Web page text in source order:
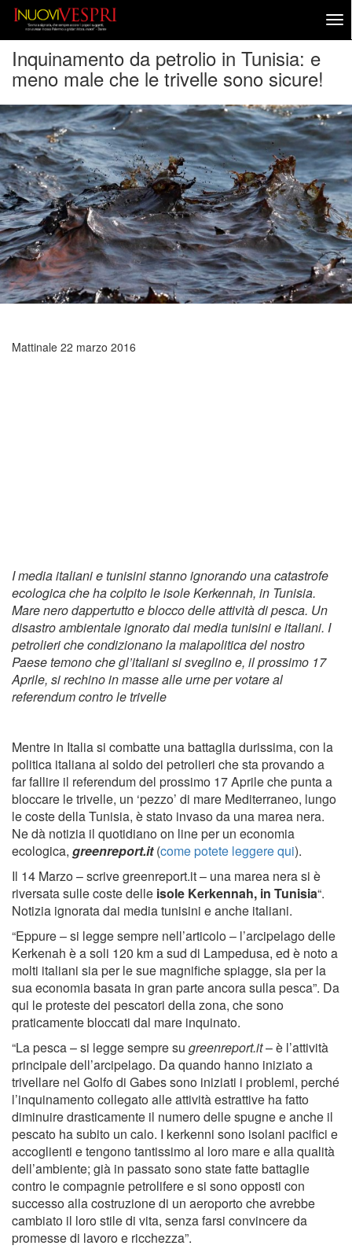
Inquinamento da petrolio in Tunisia: e
meno male che le trivelle sono sicure!
Mattinale 22 marzo 2016
I media italiani e tunisini stanno ignorando una catastrofe
ecologica che ha colpito le isole Kerkennah, in Tunisia.
Mare nero dappertutto e blocco delle attività di pesca. Un
disastro ambientale ignorato dai media tunisini e italiani. I
petrolieri che condizionano la malapolitica del nostro
Paese temono che gl’italiani si sveglino e, il prossimo 17
Aprile, si rechino in masse alle urne per votare al
referendum contro le trivelle
Mentre in Italia si combatte una battaglia durissima, con la
politica italiana al soldo dei petrolieri che sta provando a
far fallire il referendum del prossimo 17 Aprile che punta a
bloccare le trivelle, un ‘pezzo’ di mare Mediterraneo, lungo
le coste della Tunisia, è stato invaso da una marea nera.
Ne dà notizia il quotidiano on line per un economia
ecologica, greenreport.it(come potete leggere qui).
Il 14 Marzo – scrive greenreport.it – una marea nera si è
riversata sulle coste delle isole Kerkennah, in Tunisia“.
Notizia ignorata dai media tunisini e anche italiani.
“Eppure – si legge sempre nell’articolo – l’arcipelago delle
Kerkenah è a soli 120 km a sud di Lampedusa, ed è noto a
molti italiani sia per le sue magnifiche spiagge, sia per la
sua economia basata in gran parte ancora sulla pesca”. Da
qui le proteste dei pescatori della zona, che sono
praticamente bloccati dal mare inquinato.
“La pesca – si legge sempre su greenreport.it– è l’attività
principale dell’arcipelago. Da quando hanno iniziato a
trivellare nel Golfo di Gabes sono iniziati i problemi, perché
l’inquinamento collegato alle attività estrattive ha fatto
diminuire drasticamente il numero delle spugne e anche il
pescato ha subito un calo. I kerkenni sono isolani pacifici e
accoglienti e tengono tantissimo al loro mare e alla qualità
dell’ambiente; già in passato sono state fatte battaglie
contro le compagnie petrolifere e si sono opposti con
successo alla costruzione di un aeroporto che avrebbe
cambiato il loro stile di vita, senza farsi convincere da
promesse di lavoro e ricchezza”.